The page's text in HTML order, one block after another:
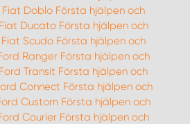
Fiat Doblo Första hjälpen och
Fiat Ducato Första hjälpen och
Fiat Scudo Första hjälpen och
Ranger Första hjälpen och
Ford Transit Första hjälpen och
Connect Första hjälpen och
Custom Första hjälpen och
Courier Första hjälpen och